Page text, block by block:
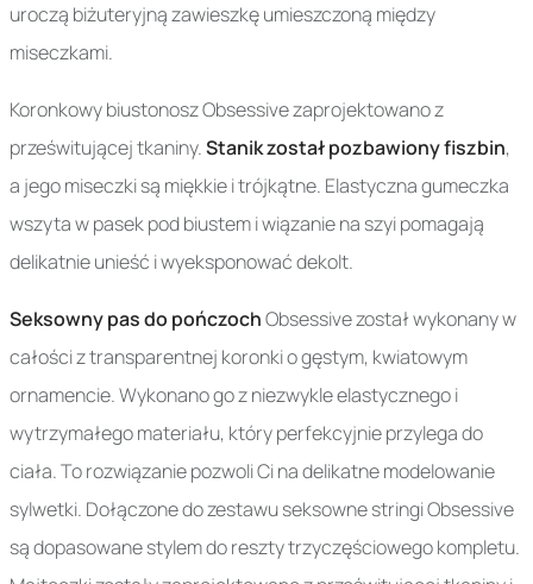
uroczą biżuteryjną zawieszkę umieszczoną między
miseczkami.
Koronkowy biustonosz Obsessive zaprojektowano z
prześwitującej tkaniny.Stanik został pozbawiony fiszbin,
a jego miseczki są miękkie i trójkątne. Elastyczna gumeczka
wszyta w pasek pod biustem i wiązanie na szyi pomagają
delikatnie unieść i wyeksponować dekolt.
Seksowny pas do pończochObsessive został wykonany w
całości z transparentnej koronki o gęstym, kwiatowym
ornamencie. Wykonano go z niezwykle elastycznego i
wytrzymałego materiału, który perfekcyjnie przylega do
ciała. To rozwiązanie pozwoli Ci na delikatne modelowanie
sylwetki. Dołączone do zestawu seksowne stringi Obsessive
są dopasowane stylem do reszty trzyczęściowego kompletu.